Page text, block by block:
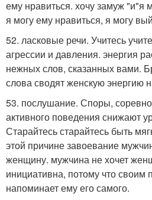
ему нравиться. хочу замуж "и"я
я могу ему нравиться, я могу
52. ласковые речи. Учитесь
агрессии и давления. энергия
нежных слов, сказанных вами.
слова сводят женскую энергию
53. послушание. Споры,
активного поведения снижают
Старайтесь старайтесь быть
этой причине завоевание
женщину. мужчина не хочет
инициативна, потому что своим
напоминает ему его самого.